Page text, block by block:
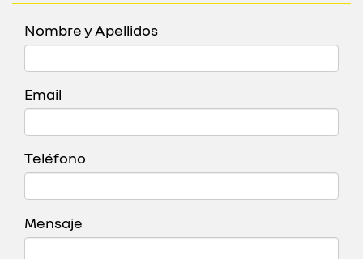
Nombre y Apellidos
Email
Teléfono
Mensaje